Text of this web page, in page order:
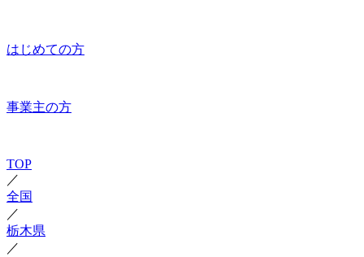
はじめての方
事業主の方
TOP
／
全国
／
栃木県
／